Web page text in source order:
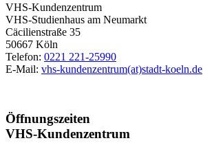
VHS-Kundenzentrum
VHS-Studienhaus am Neumarkt
Cäcilienstraße 35
50667 Köln
Telefon: 0221 221-25990
E-Mail: vhs-kundenzentrum(at)stadt-koeln.de
Öffnungszeiten
VHS-Kundenzentrum